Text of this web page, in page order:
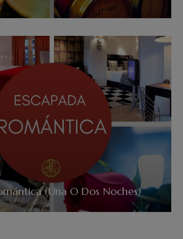
(Una O Dos Noches)